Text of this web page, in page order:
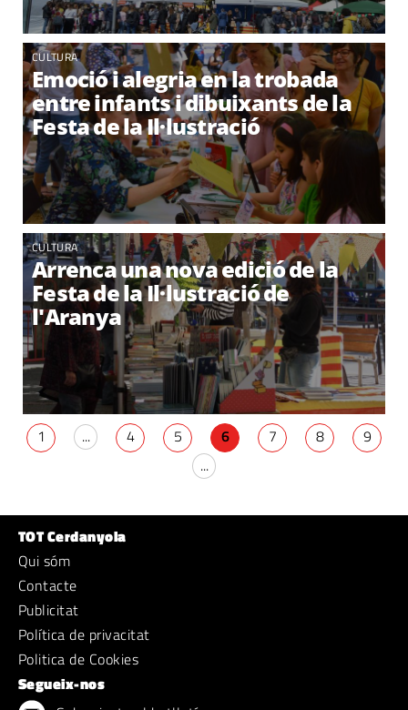
CULTURA
Emoció i alegria en la trobada
entre infants i dibuixants de la
Festa de la Il·lustració
CULTURA
Arrenca una nova edició de la
Festa de la Il·lustració de
l'Aranya
1 ... 4 5 6 7 8
9
...
TOT Cerdanyola
Qui sóm
Contacte
Publicitat
Política de privacitat
Politica de Cookies
Segueix-nos